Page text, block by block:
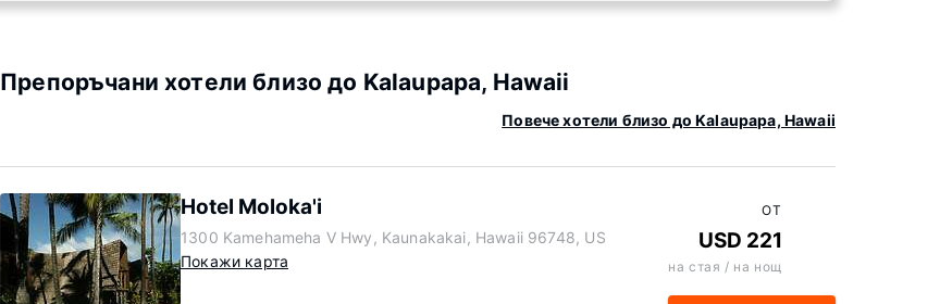
Препоръчани хотели близо до Kalaupapa, Hawaii
Повече хотели близо до Kalaupapa, Hawaii
Hotel Moloka'i
1300 Kamehameha V Hwy, Kaunakakai, Hawaii 96748, US
Покажи карта
ОТ
USD 221
на стая / на нощ